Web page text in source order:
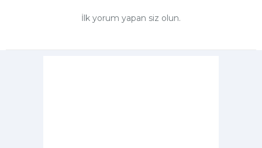
İlk yorum yapan siz olun.